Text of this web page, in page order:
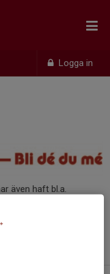
Logga in
även haft bl.a.
närliggande
i slutet av 60-talet.